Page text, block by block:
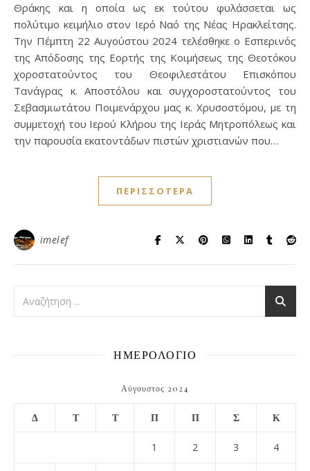
Θράκης και η οποία ως εκ τούτου φυλάσσεται ως
πολύτιμο κειμήλιο στον Ιερό Ναό της Νέας Ηρακλείτσης.
Την Πέμπτη 22 Αυγούστου 2024 τελέσθηκε ο Εσπερινός
της Απόδοσης της Εορτής της Κοιμήσεως της Θεοτόκου
χοροστατούντος του Θεοφιλεστάτου Επισκόπου
Τανάγρας κ. Αποστόλου και συγχοροστατούντος του
Σεβασμιωτάτου Ποιμενάρχου μας κ. Χρυσοστόμου, με τη
συμμετοχή του Ιερού Κλήρου της Ιεράς Μητροπόλεως και
την παρουσία εκατοντάδων πιστών χριστιανών που…
ΠΕΡΙΣΣΌΤΕΡΑ
imelef
ΗΜΕΡΟΛΟΓΙΟ
Αύγουστος 2024
Δ Τ Τ Π Π Σ Κ
1 2 3 4